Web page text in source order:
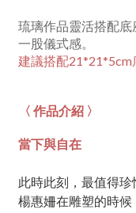
琉璃作品靈活搭配
一股儀式感。
建議搭配21*21*5cm
〈 作品介紹 〉
當下與自在
此時此刻，最值得珍
楊惠姍在雕塑的時候